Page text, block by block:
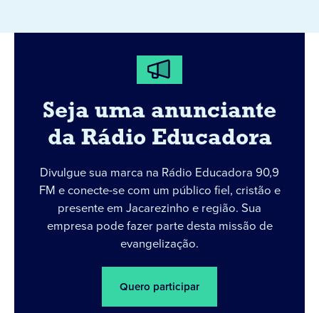
Seja uma anunciante
da Rádio Educadora
Divulgue sua marca na Rádio Educadora 90,9
FM e conecte-se com um público fiel, cristão e
presente em Jacarezinho e região. Sua
empresa pode fazer parte desta missão de
evangelização.
Quero participar